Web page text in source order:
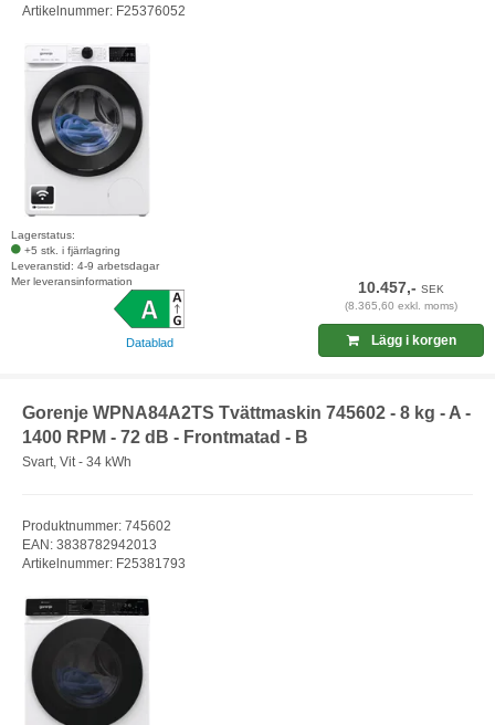
Artikelnummer: F25376052
Lagerstatus:
+5 stk. i fjärrlagring
Leveranstid: 4-9 arbetsdagar
Mer leveransinformation
Datablad
10.457,-SEK
(8.365,60 exkl. moms)
Lägg i korgen
Gorenje WPNA84A2TS Tvättmaskin 745602 - 8 kg - A -
1400 RPM - 72 dB - Frontmatad - B
Svart, Vit - 34 kWh
Produktnummer: 745602
EAN: 3838782942013
Artikelnummer: F25381793